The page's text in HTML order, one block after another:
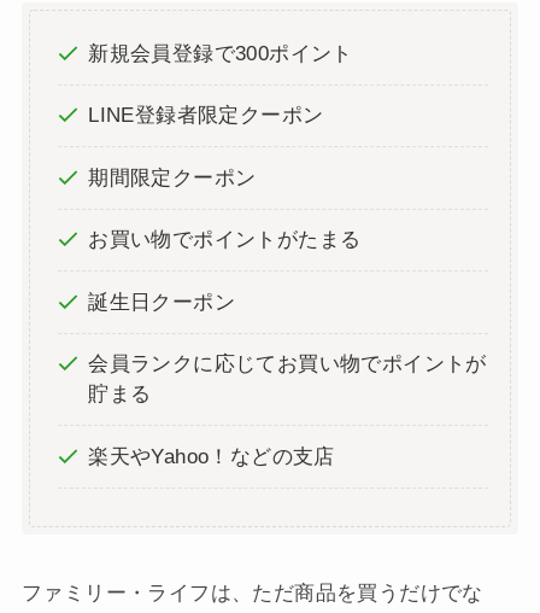
ファミリー・ライフでお得に購入する方法まと
め
今回は、ファミリー・ライフの最新クーポン情報や
セールの活用方法をご紹介しました。
新規会員登録で300ポイント
LINE登録者限定クーポン